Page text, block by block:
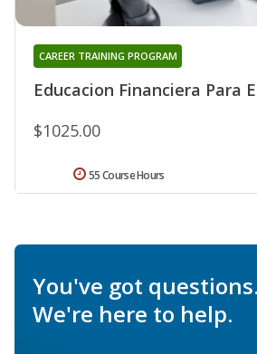
Educacion Financiera Para
CAREER TRAINING PROGRAM
$1025.00
55 Course Hours
You've got questions.
We're here to help.